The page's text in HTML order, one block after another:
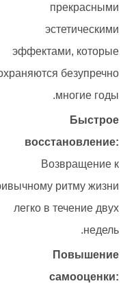
прекрасными
эстетическими
эффектами, которые
сохраняются безупречно
многие годы.
Быстрое
восстановление:
Возвращение к
привычному ритму жизни
легко в течение двух
недель.
Повышение
самооценки: